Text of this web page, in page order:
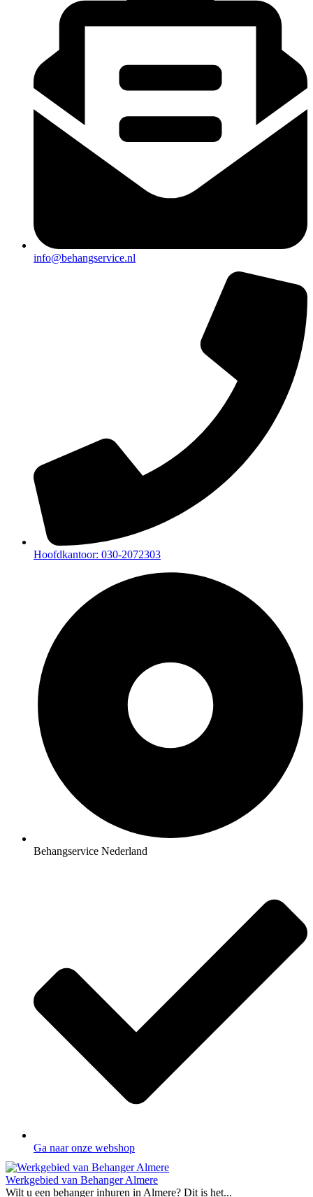
info@behangservice.nl
Hoofdkantoor: 030-2072303
Behangservice Nederland
Ga naar onze webshop
Werkgebied van Behanger Almere
Wilt u een behanger inhuren in Almere? Dit is het...